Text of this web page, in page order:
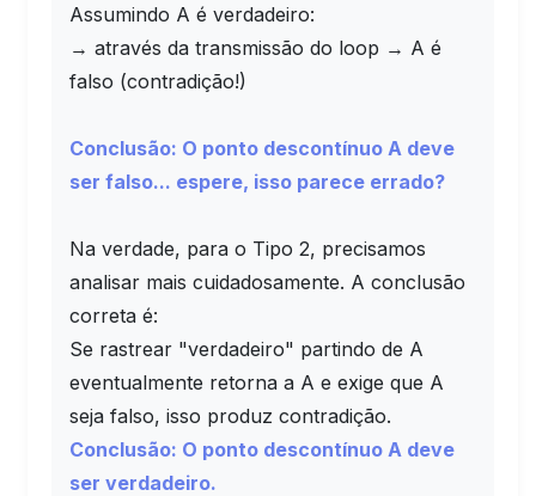
Assumindo A é verdadeiro:
→ através da transmissão do loop → A é
falso (contradição!)
Conclusão: O ponto descontínuo A deve
ser falso... espere, isso parece errado?
Na verdade, para o Tipo 2, precisamos
analisar mais cuidadosamente. A conclusão
correta é:
Se rastrear "verdadeiro" partindo de A
eventualmente retorna a A e exige que A
seja falso, isso produz contradição.
Conclusão: O ponto descontínuo A deve
ser verdadeiro.